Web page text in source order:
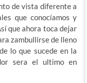
de vista diferente a
que conocíamos y
que ahora toca dejar
zambullirse de lleno
lo que sucede en la
sera el ultimo en